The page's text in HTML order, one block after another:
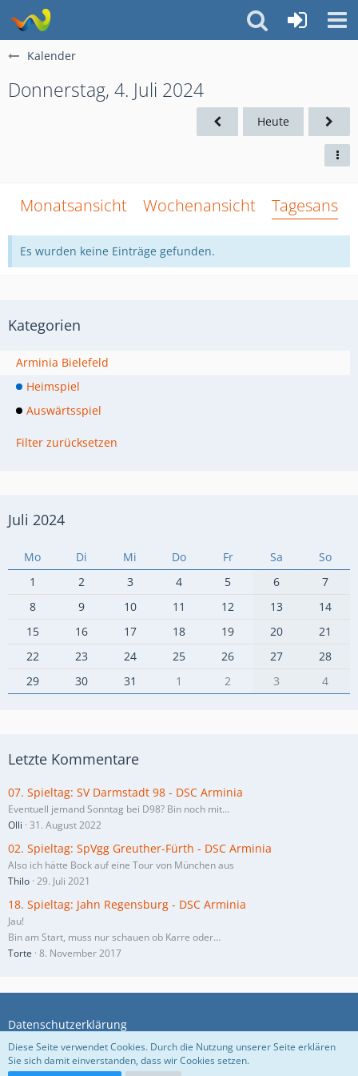
Kalender
Donnerstag, 4. Juli 2024
Heute
Monatsansicht Wochenansicht
Es wurden keine Einträge gefunden.
Kategorien
Arminia Bielefeld
Heimspiel
Auswärtsspiel
Filter zurücksetzen
Juli 2024
Mo Di Mi Do Fr Sa
So
1
2 3 4 5 6
7
8
9 10 11 12 13
14
15
16 17 18 19 20
21
22
23 24 25 26 27
28
29
30 31 1 2 3 4
Letzte Kommentare
07. Spieltag: SV Darmstadt 98 - DSC Arminia
Eventuell jemand Sonntag bei D98? Bin noch mit…
Olli 31. August 2022
02. Spieltag: SpVgg Greuther-Fürth - DSC Arminia
Also ich hätte Bock auf eine Tour von München aus
Thilo 29. Juli 2021
18. Spieltag: Jahn Regensburg - DSC Arminia
Jau!
Bin am Start, muss nur schauen ob Karre oder…
Torte 8. November 2017
Datenschutzerklärung
Diese Seite verwendet Cookies. Durch die Nutzung unserer Seite erklären
Sie sich damit einverstanden, dass wir Cookies setzen.